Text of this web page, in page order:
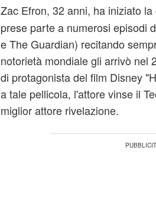
Zac Efron, 32 anni, ha iniziato la
prese parte a numerosi episodi
e The Guardian) recitando
notorietà mondiale gli arrivò nel
di protagonista del film Disney
a tale pellicola, l'attore vinse il
miglior attore rivelazione.